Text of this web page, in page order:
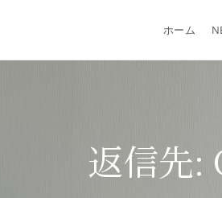
ホーム
返信先